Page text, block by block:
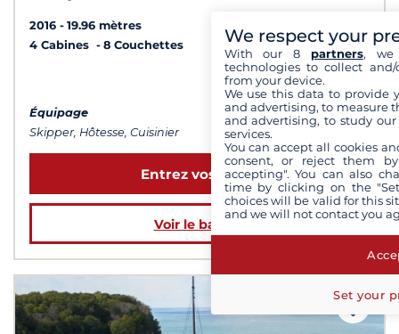
2016
19.96 mètres
4 Cabines
8 Couchettes
à partir de 23 000 €
Équipage
Skipper, Hôtesse, Cuisinier
Entrez vos dates
Voir le bateau
We respect your
With our 8 partners, we
technologies to collect
from your device.
We use this data to provide
and advertising, to measure
and advertising, to study
services.
You can accept all cookies
consent, or reject them
accepting". You can also
time by clicking on the
choices will be valid for this
and we will not contact you
Set your